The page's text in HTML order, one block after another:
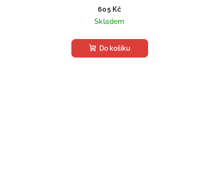
605 Kč
Skladem
Do košíku